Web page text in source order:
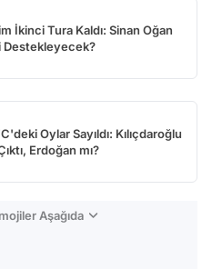
İkinci Tura Kaldı: Sinan Oğan
Destekleyecek?
Oylar Sayıldı: Kılıçdaroğlu
Erdoğan mı?
Aşağıda